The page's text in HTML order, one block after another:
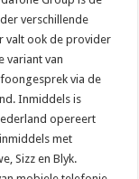
verschillende
valt ook de provider
variant van
via de
Inmiddels is
opereert
met
Sizz en Blyk.